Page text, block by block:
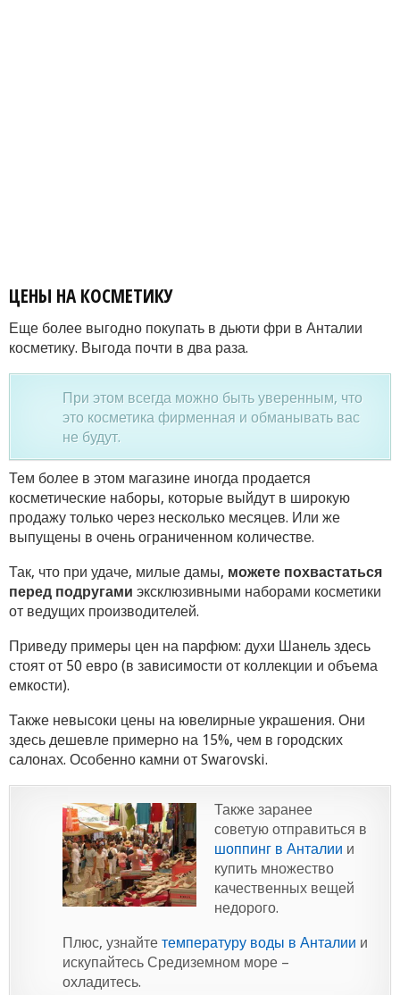
ЦЕНЫ НА КОСМЕТИКУ
Еще более выгодно покупать в дьюти фри в Анталии
косметику. Выгода почти в два раза.
При этом всегда можно быть уверенным, что
это косметика фирменная и обманывать вас
не будут.
Тем более в этом магазине иногда продается
косметические наборы, которые выйдут в широкую
продажу только через несколько месяцев. Или же
выпущены в очень ограниченном количестве.
Так, что при удаче, милые дамы, можете похвастаться
перед подругами эксклюзивными наборами косметики
от ведущих производителей.
Приведу примеры цен на парфюм: духи Шанель здесь
стоят от 50 евро (в зависимости от коллекции и объема
емкости).
Также невысоки цены на ювелирные украшения. Они
здесь дешевле примерно на 15%, чем в городских
салонах. Особенно камни от Swarovski.
Также заранее
советую отправиться в
шоппинг в Анталии и
купить множество
качественных вещей
недорого.
Плюс, узнайте температуру воды в Анталии и
искупайтесь Средиземном море –
охладитесь.